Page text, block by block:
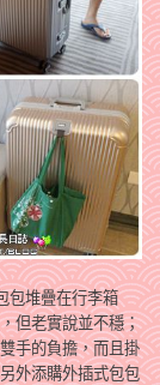
包堆疊在行李箱
但老實說並不穩；
手的負擔，而且掛
外添購外插式包包